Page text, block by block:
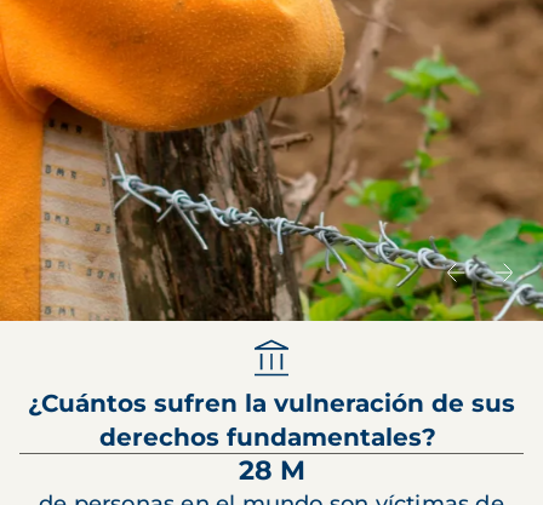
¿Cuántos sufren la vulneración de sus
derechos fundamentales?
28 M